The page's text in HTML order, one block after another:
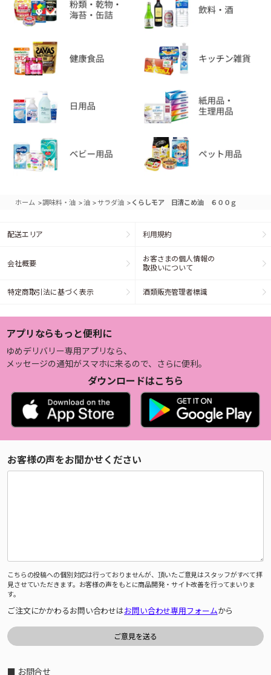
ホーム >調味料・油 >油 >サラダ油 > くらしモア 日清こめ油 ６００ｇ
配送エリア 利用規約
会社概要
お客さまの個人情報の
取扱いについて
特定商取引法に基づく表示 酒類販売管理者標識
アプリならもっと便利に
ゆめデリバリー専用アプリなら、
メッセージの通知がスマホに来るので、さらに便利。
ダウンロードはこちら
お客様の声をお聞かせください
こちらの投稿への個別対応は行っておりませんが、頂いたご意見はスタッフがすべて拝
見させていただきます。お客様の声をもとに商品開発・サイト改善を行ってまいりま
す。
ご注文にかかわるお問い合わせはお問い合わせ専用フォームから
■ お問合せ